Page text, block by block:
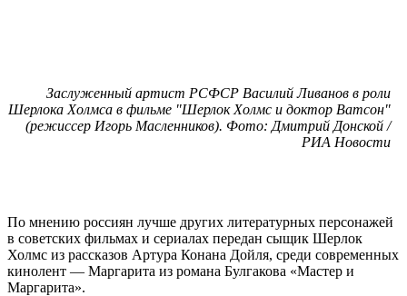
Заслуженный артист РСФСР Василий Ливанов в роли
Шерлока Холмса в фильме "Шерлок Холмс и доктор Ватсон"
(режиссер Игорь Масленников). Фото: Дмитрий Донской /
РИА Новости
По мнению россиян лучше других литературных персонажей
в советских фильмах и сериалах передан сыщик Шерлок
Холмс из рассказов Артура Конана Дойля, среди современных
кинолент — Маргарита из романа Булгакова «Мастер и
Маргарита».